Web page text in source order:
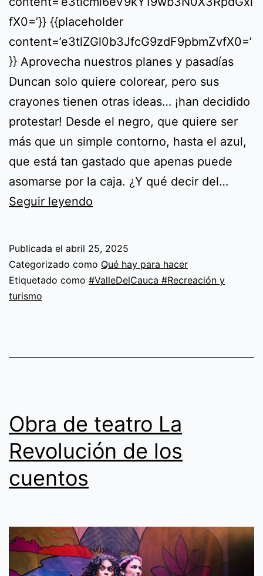
fX0=’}} {{placeholder
content=’e3tlZGl0b3JfcG9zdF9pbmZvfX0=’
}} Aprovecha nuestros planes y pasadías
Duncan solo quiere colorear, pero sus
crayones tienen otras ideas… ¡han decidido
protestar! Desde el negro, que quiere ser
más que un simple contorno, hasta el azul,
que está tan gastado que apenas puede
asomarse por la caja. ¿Y qué decir del…
Seguir leyendo
familiar:
Los
junio
Cali
Publicada el abril 25, 2025
Categorizado como Qué hay para hacer
Etiquetado como #ValleDelCauca #Recreación y
turismo
Obra de teatro La
Revolución de los
cuentos